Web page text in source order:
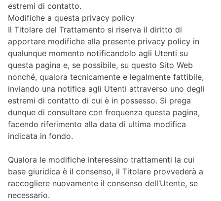
estremi di contatto.
Modifiche a questa privacy policy
Il Titolare del Trattamento si riserva il diritto di
apportare modifiche alla presente privacy policy in
qualunque momento notificandolo agli Utenti su
questa pagina e, se possibile, su questo Sito Web
nonché, qualora tecnicamente e legalmente fattibile,
inviando una notifica agli Utenti attraverso uno degli
estremi di contatto di cui è in possesso. Si prega
dunque di consultare con frequenza questa pagina,
facendo riferimento alla data di ultima modifica
indicata in fondo.
Qualora le modifiche interessino trattamenti la cui
base giuridica è il consenso, il Titolare provvederà a
raccogliere nuovamente il consenso dell’Utente, se
necessario.